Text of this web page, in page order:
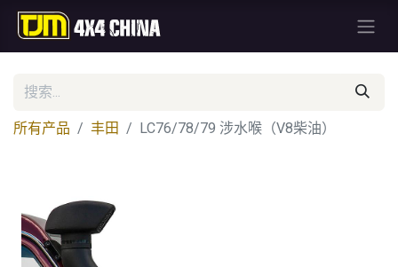
所有产品 丰田 LC76/78/79 涉水喉（V8柴油）